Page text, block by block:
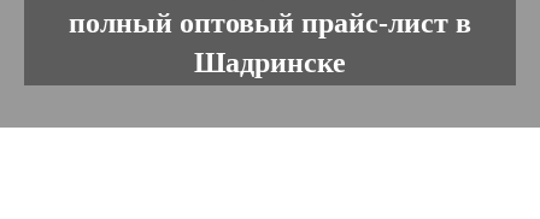
полный оптовый прайс-лист в
Шадринске